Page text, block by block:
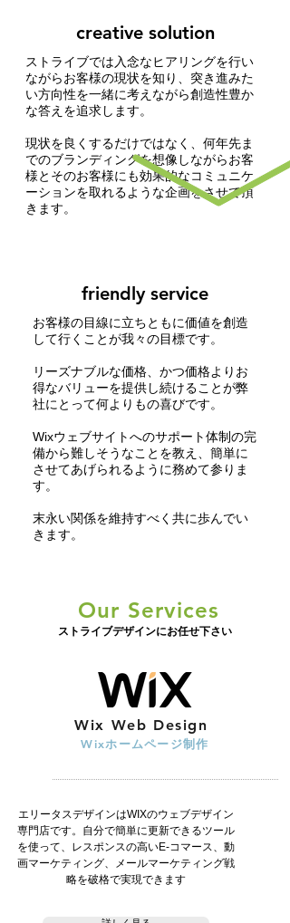
creative solution
ストライブでは入念なヒアリングを行い
ながらお客様の現状を知り、突き進みた
い方向性を一緒に考えながら創造性豊か
な答えを追求します。
現状を良くするだけではなく、何年先ま
でのブランディングを想像しながらお客
様とそのお客様にも効果的なコミュニケ
ーション​を取れるような企画をさせて頂
きます。
friendly service
お客様の目線に立ちともに価値を創造
して行くことが我々の目標です。
リーズナブルな価格、かつ価格よりお
得なバリューを提供し続けることが弊
社にとって何よりもの喜びです。
Wixウェブサイトへのサポート体制の完
備から難しそうなことを教え、簡単に
させてあげられるように務めて参りま
す。
​末永い関係を維持すべく共に歩んでい
きます。
Our Services
ストライブデザインにお任せ下さい
Wix Web Design
Wixホームページ制作
エリータスデザインはWIXのウェブデザイン
専門店です。自分で簡単に更新できるツール
を使って、レスポンスの高いE-コマース、動
画マーケティング、メールマーケティング戦
略を破格で実現できます